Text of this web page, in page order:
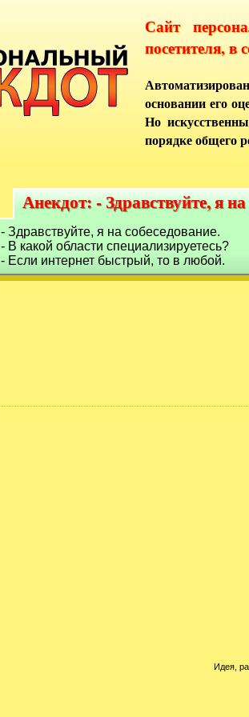
Сайт
посетителя, в
основании его
Но
порядке общего
Анекдот: - Здравствуйте, я
Анекдот: - Здравствуйте, я
- Здравствуйте, я на собеседование.
- В какой области специализируетесь?
- Если интернет быстрый, то в любой.
Идея,